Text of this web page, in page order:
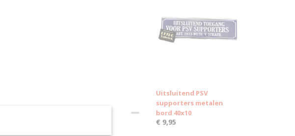
Uitsluitend PSV
supporters metalen
bord 40x10
€ 9,95